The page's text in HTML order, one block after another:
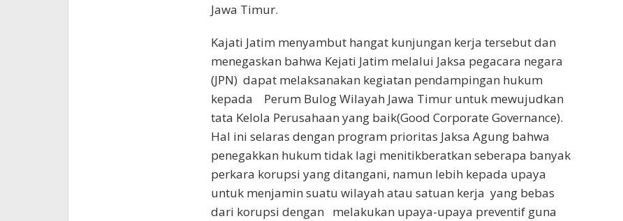
Jawa Timur.
Kajati Jatim menyambut hangat kunjungan kerja tersebut dan
menegaskan bahwa Kejati Jatim melalui Jaksa pegacara negara
(JPN) dapat melaksanakan kegiatan pendampingan hukum
kepada Perum Bulog Wilayah Jawa Timur untuk mewujudkan
tata Kelola Perusahaan yang baik(Good Corporate Governance).
Hal ini selaras dengan program prioritas Jaksa Agung bahwa
penegakkan hukum tidak lagi menitikberatkan seberapa banyak
perkara korupsi yang ditangani, namun lebih kepada upaya
untuk menjamin suatu wilayah atau satuan kerja yang bebas
dari korupsi dengan melakukan upaya-upaya preventif guna